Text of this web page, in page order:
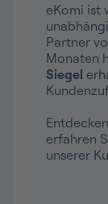
eKomi ist
Partner
Monaten
Siegel
erfahren
unserer